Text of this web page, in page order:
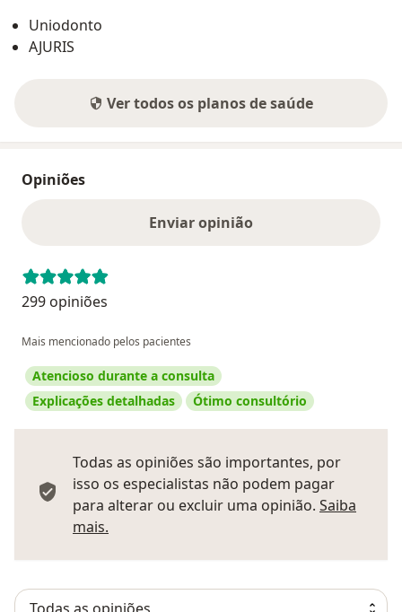
Uniodonto
AJURIS
Ver todos os planos de saúde
Opiniões
Enviar opinião
299 opiniões
Mais mencionado pelos pacientes
Atencioso durante a consulta
Explicações detalhadas
Ótimo consultório
Todas as opiniões são importantes, por
isso os especialistas não podem pagar
para alterar ou excluir uma opinião. Saiba
mais.